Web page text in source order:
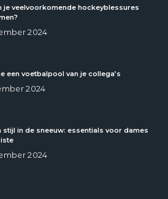
je veelvoorkomende hockeyblessures
2024
een voetbalpool van je collega’s
2024
stijl in de sneeuw: essentials voor dames
2024